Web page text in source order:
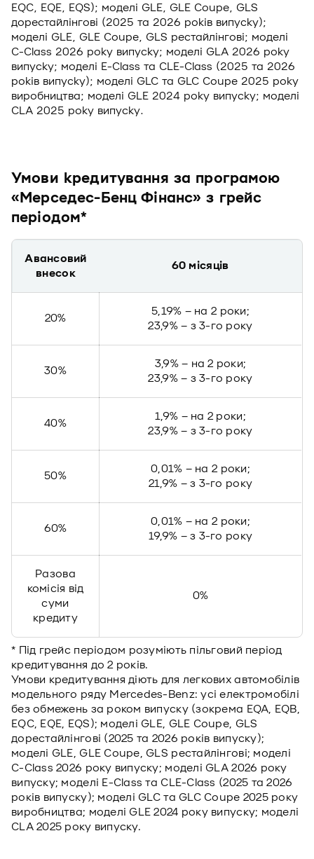
EQC, EQE, EQS); моделі GLE, GLE Coupe, GLS
дорестайлінгові (2025 та 2026 років випуску);
моделі GLE, GLE Coupe, GLS рестайлінгові; моделі
С-Class 2026 року випуску; моделі GLA 2026 року
випуску; моделі E-Class та CLE-Class (2025 та 2026
років випуску); моделі GLC та GLC Coupe 2025 року
виробництва; моделі GLE 2024 року випуску; моделі
CLA 2025 року випуску.
Умови кредитування за програмою
«Мерседес-Бенц Фінанс» з грейс
періодом*
Авансовий
внесок
60 місяців
20%
5,19% – на 2 роки;
23,9% – з 3-го року
30%
3,9% – на 2 роки;
23,9% – з 3-го року
40%
1,9% – на 2 роки;
23,9% – з 3-го року
50%
0,01% – на 2 роки;
21,9% – з 3-го року
60%
0,01% – на 2 роки;
19,9% – з 3-го року
Разова
комісія від
суми
кредиту
0%
* Під грейс періодом розуміють пільговий період
кредитування до 2 років.
Умови кредитування діють для легкових автомобілів
модельного ряду Mercedes-Benz: усі електромобілі
без обмежень за роком випуску (зокрема EQA, EQB,
EQC, EQE, EQS); моделі GLE, GLE Coupe, GLS
дорестайлінгові (2025 та 2026 років випуску);
моделі GLE, GLE Coupe, GLS рестайлінгові; моделі
С-Class 2026 року випуску; моделі GLA 2026 року
випуску; моделі E-Class та CLE-Class (2025 та 2026
років випуску); моделі GLC та GLC Coupe 2025 року
виробництва; моделі GLE 2024 року випуску; моделі
CLA 2025 року випуску.